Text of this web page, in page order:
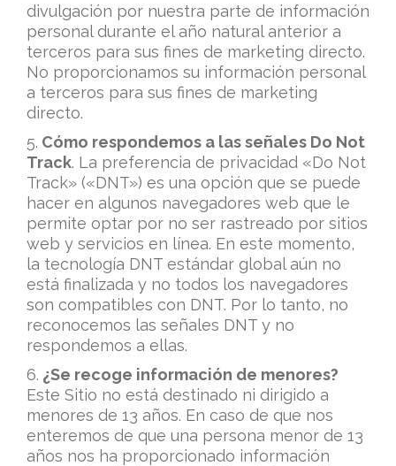
divulgación por nuestra parte de información
personal durante el año natural anterior a
terceros para sus fines de marketing directo.
No proporcionamos su información personal
a terceros para sus fines de marketing
directo.
5. Cómo respondemos a las señales Do Not
Track. La preferencia de privacidad «Do Not
Track» («DNT») es una opción que se puede
hacer en algunos navegadores web que le
permite optar por no ser rastreado por sitios
web y servicios en línea. En este momento,
la tecnología DNT estándar global aún no
está finalizada y no todos los navegadores
son compatibles con DNT. Por lo tanto, no
reconocemos las señales DNT y no
respondemos a ellas.
6. ¿Se recoge información de menores?
Este Sitio no está destinado ni dirigido a
menores de 13 años. En caso de que nos
enteremos de que una persona menor de 13
años nos ha proporcionado información